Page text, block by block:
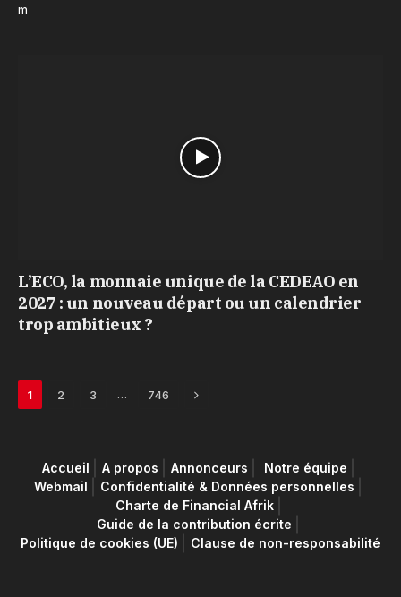
m
L’ECO, la monnaie unique de la CEDEAO en
2027 : un nouveau départ ou un calendrier
trop ambitieux ?
1 2 3 … 746 Next
Accueil A propos Annonceurs
Notre équipe
Webmail
Confidentialité & Données personnelles
Charte de Financial Afrik
Guide de la contribution écrite
Politique de cookies (UE)
Clause de non-responsabilité